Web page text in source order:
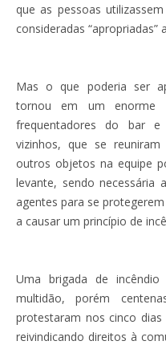
que as pessoas
consideradas “apropriadas”
Mas o que poderia ser
tornou em um enorme
frequentadores do bar e
vizinhos, que se
outros objetos na equipe
levante, sendo necessária
agentes para se
a causar um princípio de
Uma brigada de
multidão, porém
protestaram nos cinco
reivindicando direitos à